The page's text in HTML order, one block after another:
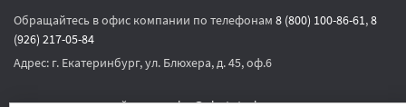
Обращайтесь в офис компании по телефонам 8 (800) 100-86-61,8
(926) 217-05-84
Адрес: г. Екатеринбург, ул. Блюхера, д. 45, оф.6